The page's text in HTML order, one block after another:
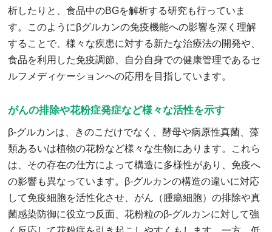
析したりと、食品中のBGを解析する研究も行っていま
す。このようにβグルカンの免疫機能への影響を深く理解
することで、様々な疾患に対する新たな治療法の開発や、
食品を利用した免疫調節、自分自身での健康管理であるセ
ルフメディケーションへの応用を目指しています。
がんの排除や花粉症発症など様々な活性を示す
β-グルカンは、きのこだけでなく、酵母や病原性真菌、藻
類あるいは植物の花粉など様々な生物にあります。これら
は、その存在の仕方によって構造に多様性があり、免疫へ
の影響も異なっています。β-グルカンの構造の違いに対応
して免疫細胞を活性化させ、がん（腫瘍細胞）の排除や真
菌感染防御に役立つ反面、花粉粒のβ-グルカンに対して強